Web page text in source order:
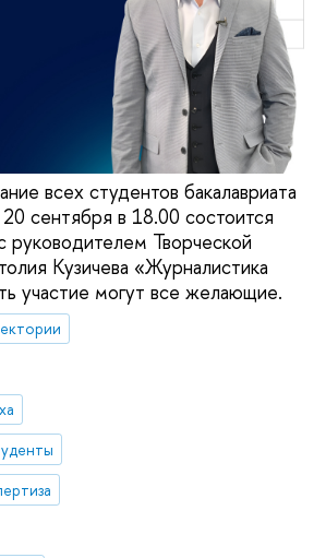
всех студентов бакалавриата
сентября в 18.00 состоится
руководителем Творческой
Кузичева «Журналистика
участие могут все желающие.